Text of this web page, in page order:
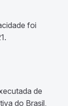
foi
de
do Brasil,